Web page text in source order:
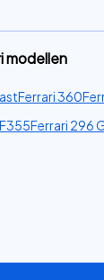
modellen
Ferrari 360
Ferrari 296